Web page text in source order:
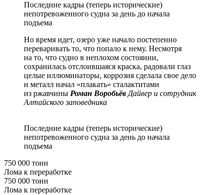
Последние кадры (теперь исторические)
непотревоженного судна за день до начала
подъема
Но время идет, озеро уже начало постепенно
переваривать то, что попало к нему. Несмотря
на то, что судно в неплохом состоянии,
сохранилась отслоившаяся краска, радовали глаз
целые иллюминаторы, коррозия сделала свое дело
и металл начал «плакать» сталактитами
из ржавчины Роман Воробьёв Дайвер и сотрудник
Алтайского заповедника
Последние кадры (теперь исторические)
непотревоженного судна за день до начала
подъема
750 000 тонн
Лома к переработке
750 000 тонн
Лома к переработке